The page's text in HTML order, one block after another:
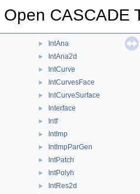
Open CASCADE
IMeshData
► IntAna
► IntAna2d
► IntCurve
► IntCurvesFace
► IntCurveSurface
► Interface
► Intf
► IntImp
► IntImpParGen
► IntPatch
► IntPolyh
► IntRes2d